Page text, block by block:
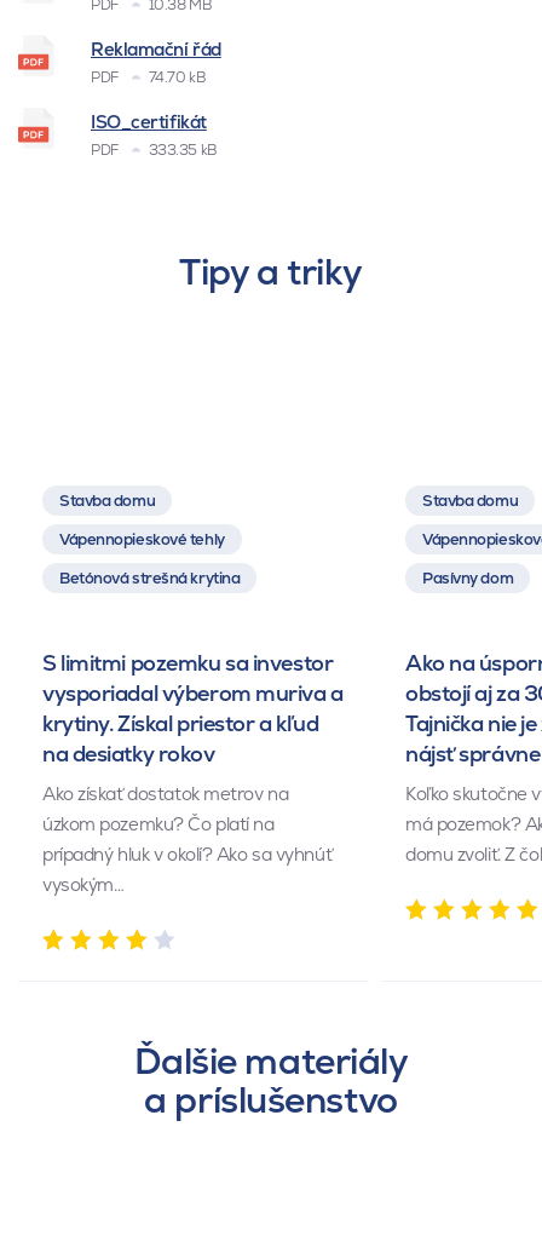
PDF 10.38 MB
Reklamační řád
PDF 74.70 kB
ISO_certifikát
PDF 333.35 kB
Tipy a triky
Stavba domu
Vápennopieskové tehly
Betónová strešná krytina
S limitmi pozemku sa investor
vysporiadal výberom muriva a
krytiny. Získal priestor a kľud
na desiatky rokov
Ako získať dostatok metrov na
úzkom pozemku? Čo platí na
prípadný hluk v okolí? Ako sa vyhnúť
vysokým…
Stavba domu
Pasívny dom
Ako na
obstojí aj za
Tajnička nie
nájsť
Koľko skutočne
má pozemok?
domu zvoliť. Z
Ďalšie materiály
a príslušenstvo